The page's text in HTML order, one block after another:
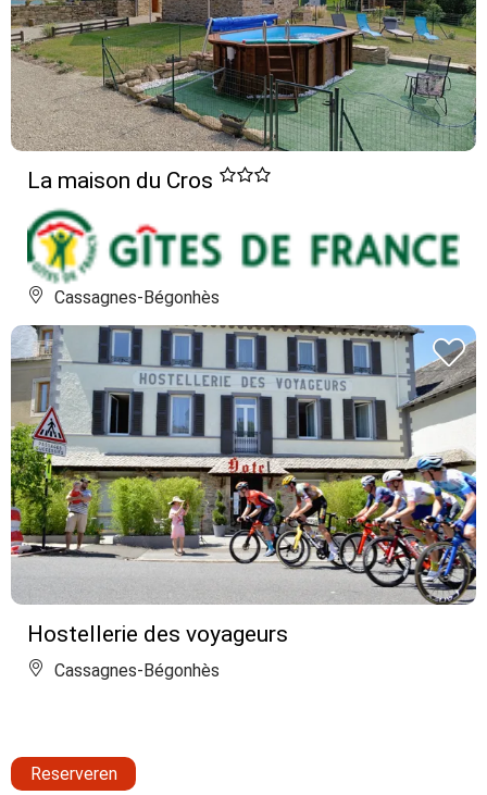
La maison du Cros
Cassagnes-Bégonhès
Hostellerie des voyageurs
Cassagnes-Bégonhès
Reserveren